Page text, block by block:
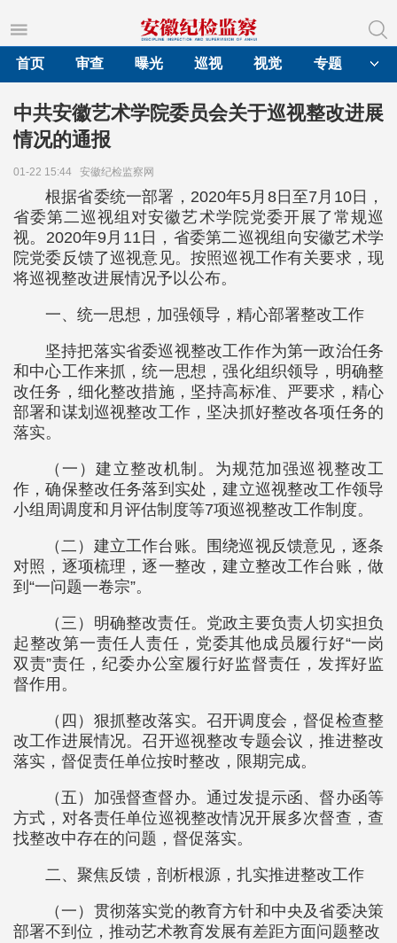
首页
审查 曝光 巡视 视觉 专题
中共安徽艺术学院委员会关于巡视整改进展
情况的通报
01-22 15:44 安徽纪检监察网
根据省委统一部署，2020年5月8日至7月10日，
省委第二巡视组对安徽艺术学院党委开展了常规巡
视。2020年9月11日，省委第二巡视组向安徽艺术学
院党委反馈了巡视意见。按照巡视工作有关要求，现
将巡视整改进展情况予以公布。
一、统一思想，加强领导，精心部署整改工作
坚持把落实省委巡视整改工作作为第一政治任务
和中心工作来抓，统一思想，强化组织领导，明确整
改任务，细化整改措施，坚持高标准、严要求，精心
部署和谋划巡视整改工作，坚决抓好整改各项任务的
落实。
（一）建立整改机制。为规范加强巡视整改工
作，确保整改任务落到实处，建立巡视整改工作领导
小组周调度和月评估制度等7项巡视整改工作制度。
（二）建立工作台账。围绕巡视反馈意见，逐条
对照，逐项梳理，逐一整改，建立整改工作台账，做
到“一问题一卷宗”。
（三）明确整改责任。党政主要负责人切实担负
起整改第一责任人责任，党委其他成员履行好“一岗
双责”责任，纪委办公室履行好监督责任，发挥好监
督作用。
（四）狠抓整改落实。召开调度会，督促检查整
改工作进展情况。召开巡视整改专题会议，推进整改
落实，督促责任单位按时整改，限期完成。
（五）加强督查督办。通过发提示函、督办函等
方式，对各责任单位巡视整改情况开展多次督查，查
找整改中存在的问题，督促落实。
二、聚焦反馈，剖析根源，扎实推进整改工作
（一）贯彻落实党的教育方针和中央及省委决策
部署不到位，推动艺术教育发展有差距方面问题整改